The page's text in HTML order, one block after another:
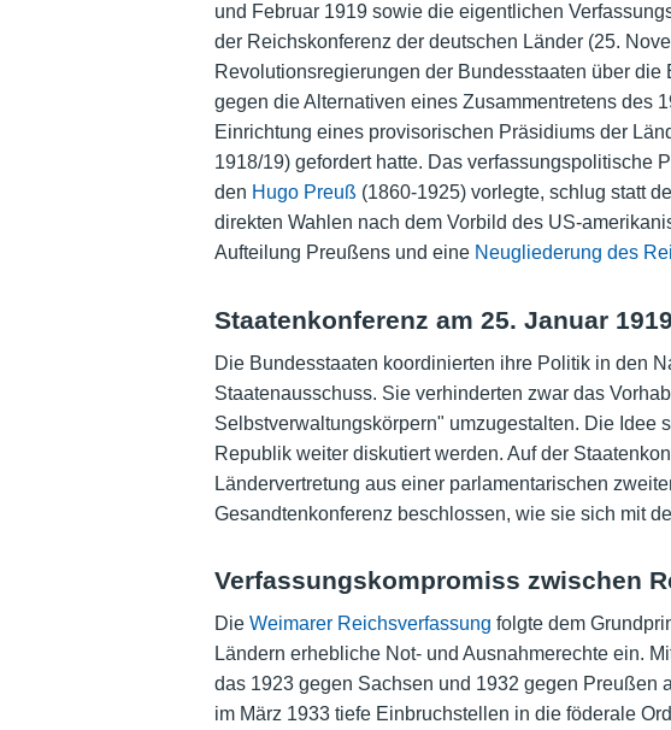
und Februar 1919 sowie die eigentlichen
der Reichskonferenz der deutschen Länder (25.
Revolutionsregierungen der Bundesstaaten über
gegen die Alternativen eines Zusammentretens des
Einrichtung eines provisorischen Präsidiums der
1918/19) gefordert hatte. Das verfassungspolitische
den Hugo Preuß (1860-1925) vorlegte, schlug statt
direkten Wahlen nach dem Vorbild des US-
Aufteilung Preußens und eine Neugliederung des
Staatenkonferenz am 25. Januar 1919
Die Bundesstaaten koordinierten ihre Politik in den
Staatenausschuss. Sie verhinderten zwar das
Selbstverwaltungskörpern" umzugestalten. Die Idee
Republik weiter diskutiert werden. Auf der
Ländervertretung aus einer parlamentarischen
Gesandtenkonferenz beschlossen, wie sie sich mit
Verfassungskompromiss zwischen
Die Weimarer Reichsverfassung folgte dem
Ländern erhebliche Not- und Ausnahmerechte ein.
das 1923 gegen Sachsen und 1932 gegen Preußen
im März 1933tiefe Einbruchstellen in die föderale